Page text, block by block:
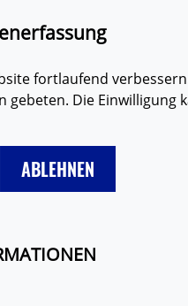
fortlaufend
gebeten. Die Einwilligung
ABLEHNEN
SEX